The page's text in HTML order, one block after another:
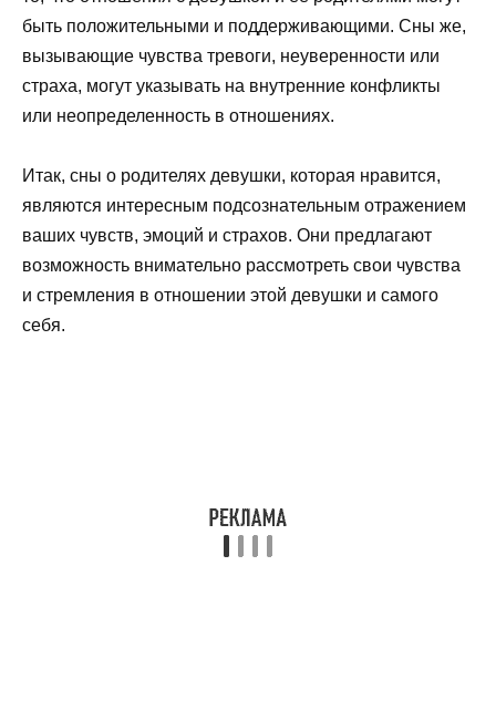
быть положительными и поддерживающими. Сны же,
вызывающие чувства тревоги, неуверенности или
страха, могут указывать на внутренние конфликты
или неопределенность в отношениях.
Итак, сны о родителях девушки, которая нравится,
являются интересным подсознательным отражением
ваших чувств, эмоций и страхов. Они предлагают
возможность внимательно рассмотреть свои чувства
и стремления в отношении этой девушки и самого
себя.